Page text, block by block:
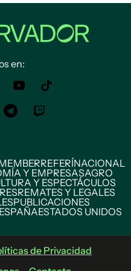
en:
REFERÍNACIONAL
Y EMPRESASAGRO
Y ESPECTÁCULOS
REMATES Y LEGALES
PUBLICACIONES
ESPAÑAESTADOS UNIDOS
de Privacidad